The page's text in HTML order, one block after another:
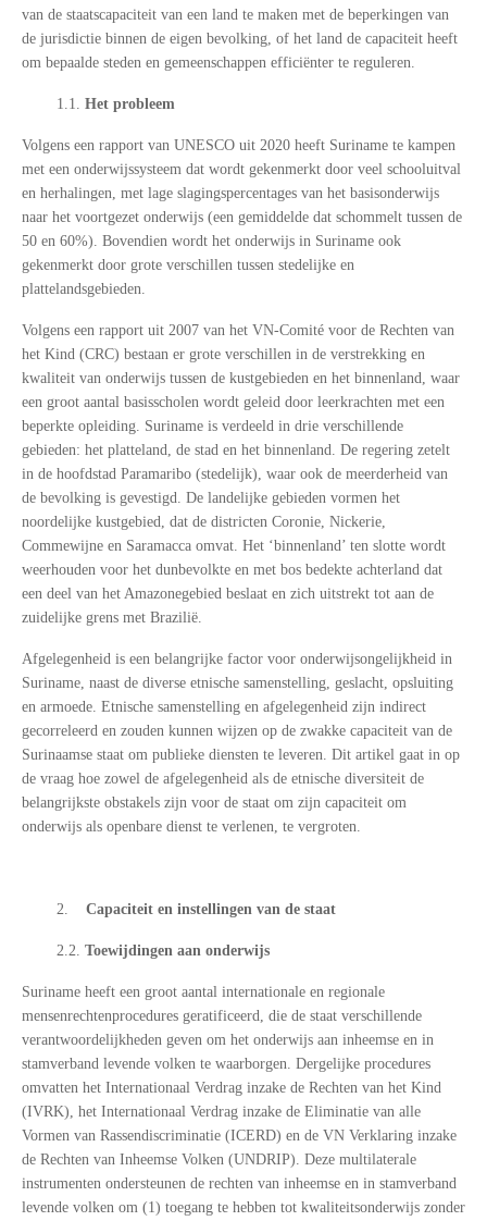
van de staatscapaciteit van een land te maken met de beperkingen van
de jurisdictie binnen de eigen bevolking, of het land de capaciteit heeft
om bepaalde steden en gemeenschappen efficiënter te reguleren.
1.1. Het probleem
Volgens een rapport van UNESCO uit 2020 heeft Suriname te kampen
met een onderwijssysteem dat wordt gekenmerkt door veel schooluitval
en herhalingen, met lage slagingspercentages van het basisonderwijs
naar het voortgezet onderwijs (een gemiddelde dat schommelt tussen de
50 en 60%). Bovendien wordt het onderwijs in Suriname ook
gekenmerkt door grote verschillen tussen stedelijke en
plattelandsgebieden.
Volgens een rapport uit 2007 van het VN-Comité voor de Rechten van
het Kind (CRC) bestaan er grote verschillen in de verstrekking en
kwaliteit van onderwijs tussen de kustgebieden en het binnenland, waar
een groot aantal basisscholen wordt geleid door leerkrachten met een
beperkte opleiding. Suriname is verdeeld in drie verschillende
gebieden: het platteland, de stad en het binnenland. De regering zetelt
in de hoofdstad Paramaribo (stedelijk), waar ook de meerderheid van
de bevolking is gevestigd. De landelijke gebieden vormen het
noordelijke kustgebied, dat de districten Coronie, Nickerie,
Commewijne en Saramacca omvat. Het ‘binnenland’ ten slotte wordt
weerhouden voor het dunbevolkte en met bos bedekte achterland dat
een deel van het Amazonegebied beslaat en zich uitstrekt tot aan de
zuidelijke grens met Brazilië.
Afgelegenheid is een belangrijke factor voor onderwijsongelijkheid in
Suriname, naast de diverse etnische samenstelling, geslacht, opsluiting
en armoede. Etnische samenstelling en afgelegenheid zijn indirect
gecorreleerd en zouden kunnen wijzen op de zwakke capaciteit van de
Surinaamse staat om publieke diensten te leveren. Dit artikel gaat in op
de vraag hoe zowel de afgelegenheid als de etnische diversiteit de
belangrijkste obstakels zijn voor de staat om zijn capaciteit om
onderwijs als openbare dienst te verlenen, te vergroten.
2. Capaciteit en instellingen van de staat
2.2. Toewijdingen aan onderwijs
Suriname heeft een groot aantal internationale en regionale
mensenrechtenprocedures geratificeerd, die de staat verschillende
verantwoordelijkheden geven om het onderwijs aan inheemse en in
stamverband levende volken te waarborgen. Dergelijke procedures
omvatten het Internationaal Verdrag inzake de Rechten van het Kind
(IVRK), het Internationaal Verdrag inzake de Eliminatie van alle
Vormen van Rassendiscriminatie (ICERD) en de VN Verklaring inzake
de Rechten van Inheemse Volken (UNDRIP). Deze multilaterale
instrumenten ondersteunen de rechten van inheemse en in stamverband
levende volken om (1) toegang te hebben tot kwaliteitsonderwijs zonder